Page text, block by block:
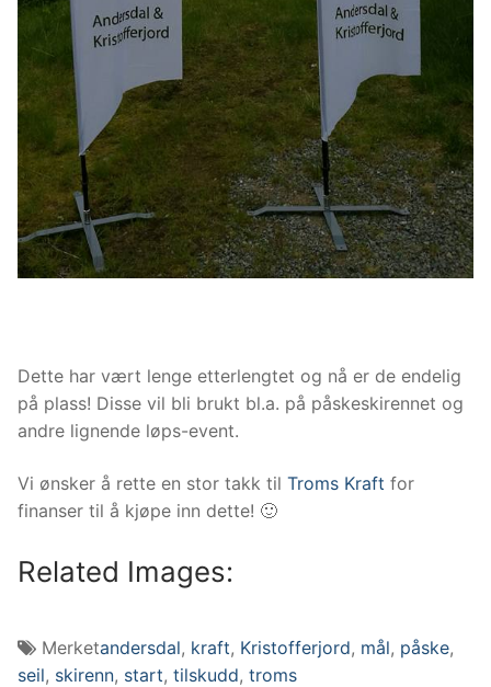
Dette har vært lenge etterlengtet og nå er de endelig
på plass! Disse vil bli brukt bl.a. på påskeskirennet og
andre lignende løps-event.
Vi ønsker å rette en stor takk til Troms Kraft for
finanser til å kjøpe inn dette! 🙂
Related Images:
Merketandersdal, kraft, Kristofferjord, mål, påske,
seil, skirenn, start, tilskudd, troms